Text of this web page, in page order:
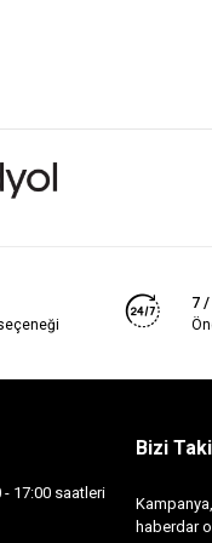
7 /
17:00 saatleri
Bizi
haberdar